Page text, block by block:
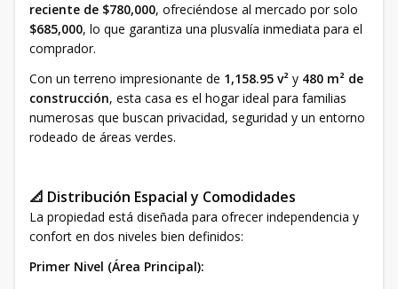
reciente de $780,000, ofreciéndose al mercado por solo
$685,000, lo que garantiza una plusvalía inmediata para el
comprador.
Con un terreno impresionante de 1,158.95 v² y 480 m² de
construcción, esta casa es el hogar ideal para familias
numerosas que buscan privacidad, seguridad y un entorno
rodeado de áreas verdes.
📐 Distribución Espacial y Comodidades
La propiedad está diseñada para ofrecer independencia y
confort en dos niveles bien definidos:
Primer Nivel (Área Principal):